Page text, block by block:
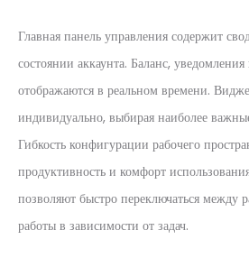
Главная панель управления содержит
состоянии аккаунта. Баланс,
отображаются в реальном времени.
индивидуально, выбирая наиболее
Гибкость конфигурации рабочего
продуктивность и комфорт
позволяют быстро переключаться
работы в зависимости от задач.